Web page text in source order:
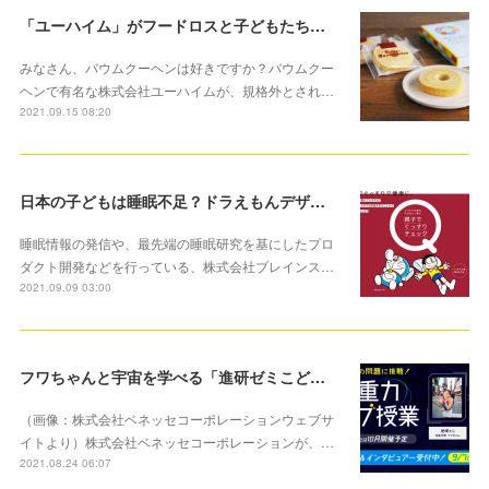
「ユーハイム」がフードロスと子どもたちへの寄付にもつながる規格外の商品「シェアザバウム」を販売
みなさん、バウムクーヘンは好きですか？バウムクー
ヘンで有名な株式会社ユーハイムが、規格外とされ…
2021.09.15 08:20
日本の子どもは睡眠不足？ドラえもんデザインでお子さまと楽しく睡眠診断できるコンテンツスタート
睡眠情報の発信や、最先端の睡眠研究を基にしたプロ
ダクト開発などを行っている、株式会社ブレインス…
2021.09.09 03:00
フワちゃんと宇宙を学べる「進研ゼミこども大学」星出宇宙飛行士による宇宙からライブ授業実施決定
（画像：株式会社ベネッセコーポレーションウェブサ
イトより）株式会社ベネッセコーポレーションが、…
2021.08.24 06:07